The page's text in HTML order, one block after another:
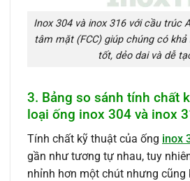
Inox 304 và inox 316 với cầu trúc
tâm mặt (FCC) giúp chúng có
tốt, dẻo dai và dễ
3. Bảng so sánh tính chất
loại ống inox 304 và inox
Tính chất kỹ thuật của ống inox
gần như tương tự nhau, tuy
nhỉnh hơn một chút nhưng cũng